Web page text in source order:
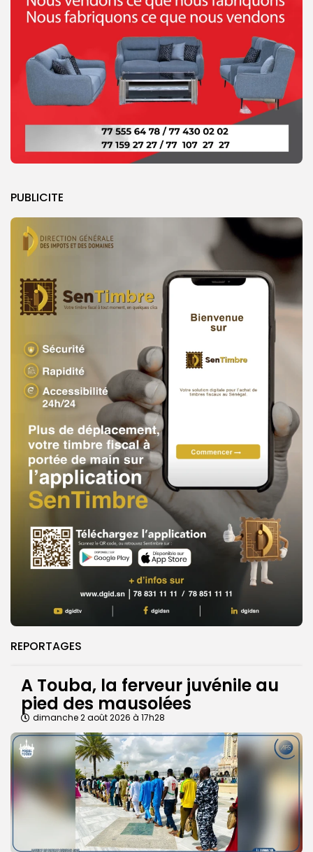
PUBLICITE
REPORTAGES
A Touba, la ferveur juvénile au
pied des mausolées
dimanche 2 août 2026 à 17h28